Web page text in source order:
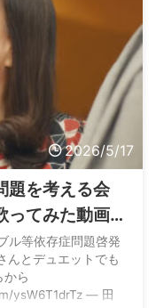
2026/5/17
題を考える会
ってみた動画
ル等依存症問題啓発
んとデュエットでも
から
ysW6T1drTz — 田